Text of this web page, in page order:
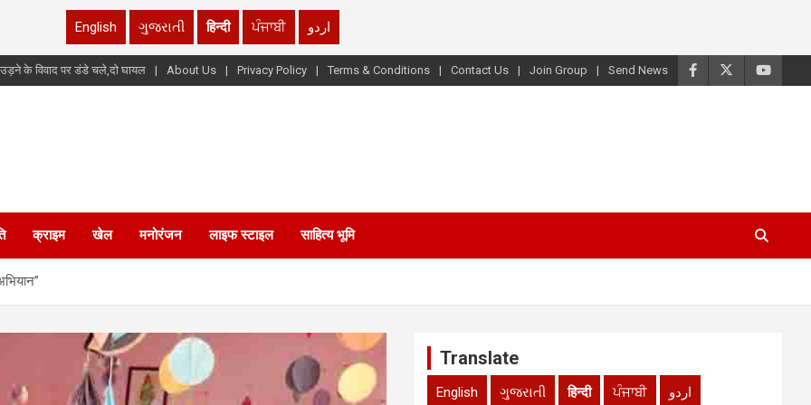
English ગુજરાતી हिन्दी ਪੰਜਾਬੀ اردو
के विवाद पर डंडे चले,दो घायल About Us Privacy Policy Terms & Conditions Contact Us Join Group Send News
क्राइम खेल मनोरंजन लाइफ स्टाइल साहित्य भूमि
Translate
English ગુજરાતી हिन्दी ਪੰਜਾਬੀ اردو